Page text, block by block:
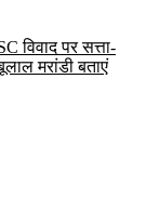
विवाद पर सत्ता-
मरांडी बताएं